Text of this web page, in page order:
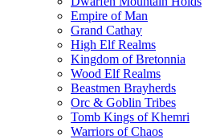
Empire of Man
Grand Cathay
High Elf Realms
Kingdom of Bretonnia
Wood Elf Realms
Beastmen Brayherds
Orc & Goblin Tribes
Tomb Kings of Khemri
Warriors of Chaos